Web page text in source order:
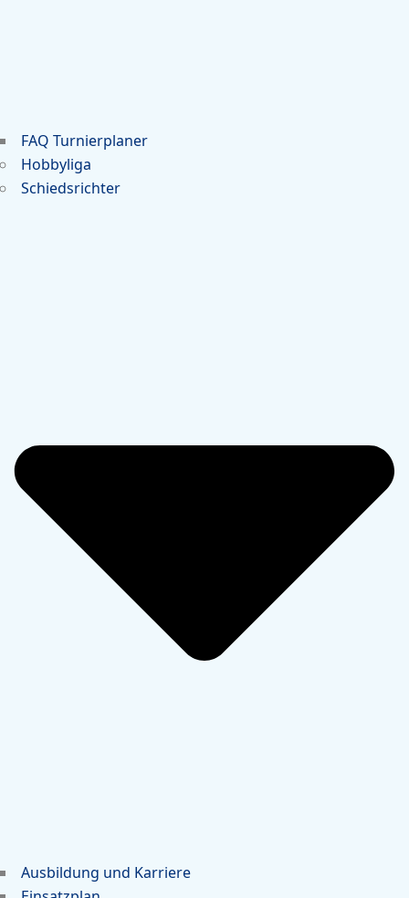
FAQ Turnierplaner
Hobbyliga
Schiedsrichter
Ausbildung und Karriere